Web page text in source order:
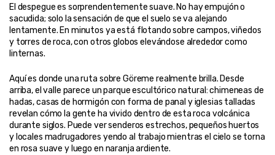
El despegue es sorprendentemente suave. No hay empujón o
sacudida; solo la sensación de que el suelo se va alejando
lentamente. En minutos ya está flotando sobre campos, viñedos
y torres de roca, con otros globos elevándose alrededor como
linternas.
Aquí es donde una ruta sobre Göreme realmente brilla. Desde
arriba, el valle parece un parque escultórico natural: chimeneas de
hadas, casas de hormigón con forma de panal y iglesias talladas
revelan cómo la gente ha vivido dentro de esta roca volcánica
durante siglos. Puede ver senderos estrechos, pequeños huertos
y locales madrugadores yendo al trabajo mientras el cielo se torna
en rosa suave y luego en naranja ardiente.